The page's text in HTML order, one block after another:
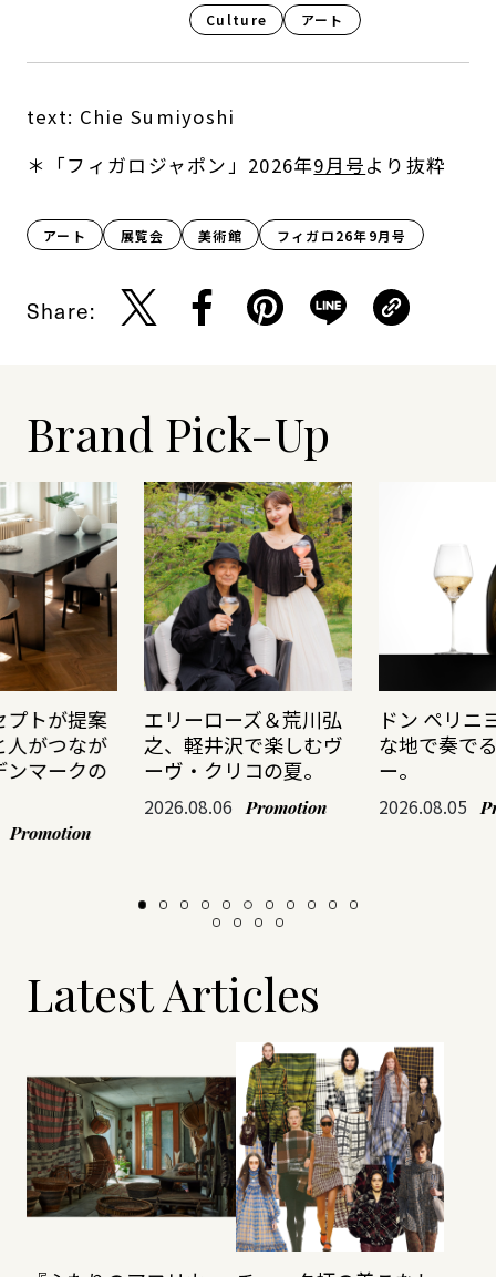
Culture​ アート
text: Chie Sumiyoshi
＊「フィガロジャポン」2026年9月号より抜粋
アート 展覧会 美術館 フィガロ26年9月号
Share:
Brand Pick-Up
プトが提案
人がつなが
ンマークの
Promotion
エリーローズ＆荒川弘
之、軽井沢で楽しむヴ
ーヴ・クリコの夏。
2026.08.06 Promotion
ドン ペリニ
な地で奏で
ー。
2026.08.05
Latest Articles